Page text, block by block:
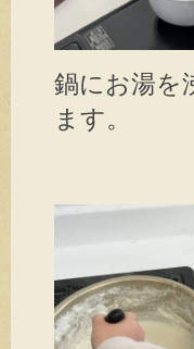
鍋にお湯を
ます。